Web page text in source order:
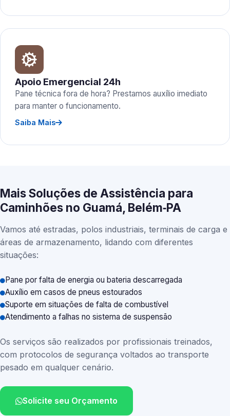
Apoio Emergencial 24h
Pane técnica fora de hora? Prestamos auxílio imediato
para manter o funcionamento.
Saiba Mais
Mais Soluções de Assistência para
Caminhões no Guamá, Belém‑PA
Vamos até estradas, polos industriais, terminais de carga e
áreas de armazenamento, lidando com diferentes
situações:
Pane por falta de energia ou bateria descarregada
Auxílio em casos de pneus estourados
Suporte em situações de falta de combustível
Atendimento a falhas no sistema de suspensão
Os serviços são realizados por profissionais treinados,
com protocolos de segurança voltados ao transporte
pesado em qualquer cenário.
Solicite seu Orçamento